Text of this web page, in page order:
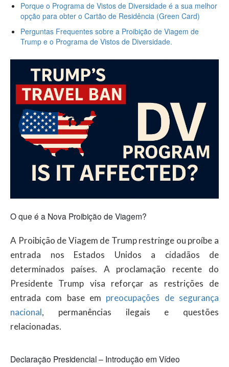
Porque o Programa de Vistos de Diversidade é a sua melhor
opção para obter o Cartão de Residência (Green Card)
Perguntas Frequentes sobre a Proibição de Viagem de
Trump e o Programa de Vistos de Diversidade.
O que é a Nova Proibição de Viagem?
A Proibição de Viagem de Trump restringe ou proíbe a
entrada nos Estados Unidos a cidadãos de
determinados países. A proclamação recente do
Presidente Trump visa reforçar as restrições de
entrada com base em preocupações de segurança
nacional, permanências ilegais e questões
relacionadas.
Declaração Presidencial – Introdução em Vídeo